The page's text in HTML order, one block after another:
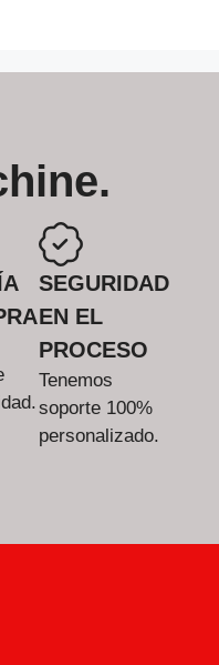
SEGURIDAD
EN EL
PROCESO
Tenemos
soporte 100%
personalizado.